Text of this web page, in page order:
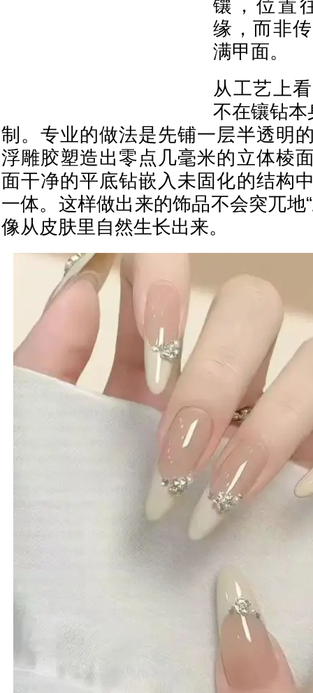
镶，位置
缘，而非
满甲面。
从工艺上
不在镶钻本
制。专业的做法是先铺一层半透明
浮雕胶塑造出零点几毫米的立体棱
面干净的平底钻嵌入未固化的结构
一体。这样做出来的饰品不会突兀地
像从皮肤里自然生长出来。